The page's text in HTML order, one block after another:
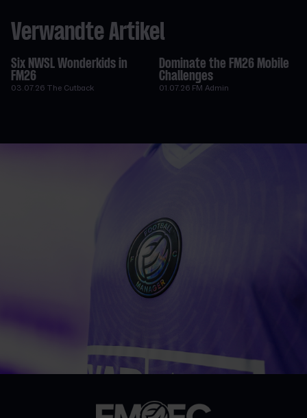
Verwandte Artikel
Six NWSL Wonderkids in
FM26
03.07.26 The Cutback
Dominate the FM26 Mobile
Challenges
01.07.26 FM Admin